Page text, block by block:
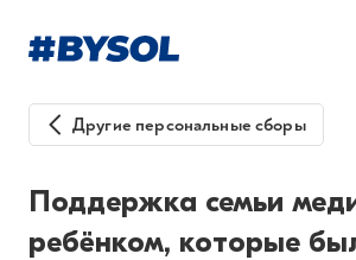
Другие персональные сборы
Поддержка семьи
ребёнком, которые